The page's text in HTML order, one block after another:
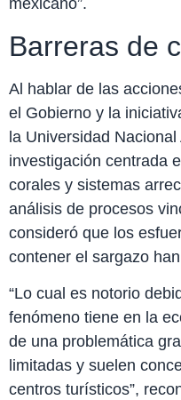
mexicano”.
Barreras de
Al hablar de las
el Gobierno y la
la Universidad
investigación centrada
corales y sistemas
análisis de procesos
consideró que los
contener el sargazo
“Lo cual es notorio
fenómeno tiene en la
de una problemática
limitadas y suelen
centros turísticos”,